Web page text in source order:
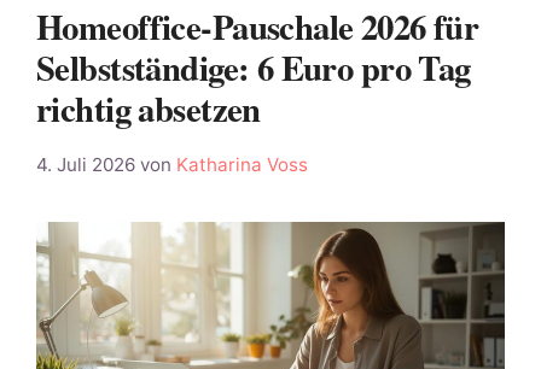
Homeoffice-Pauschale 2026 für
Selbstständige: 6 Euro pro Tag
richtig absetzen
4. Juli 2026 von Katharina Voss